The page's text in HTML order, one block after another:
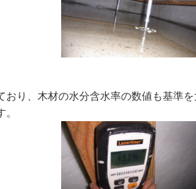
おり、木材の水分含水率の数値も基準